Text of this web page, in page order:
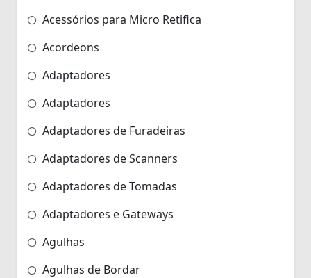
Acessórios para Micro Retifica
Acordeons
Adaptadores
Adaptadores
Adaptadores de Furadeiras
Adaptadores de Scanners
Adaptadores de Tomadas
Adaptadores e Gateways
Agulhas
Agulhas de Bordar